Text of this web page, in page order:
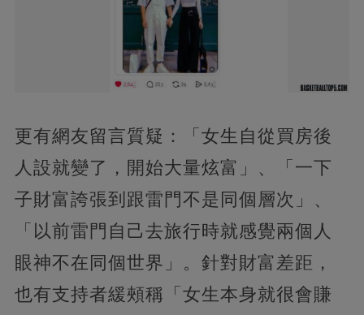
更有網友留言質疑：「女生自從買房後
人設就變了，開始大量炫富」、「一下
子財富誇張到跟雷門不是同個層次」、
「以前雷門自己去旅行時就感覺兩個人
眼神不在同個世界」。針對財富差距，
也有支持者緩頰稱「女生本身就很會賺